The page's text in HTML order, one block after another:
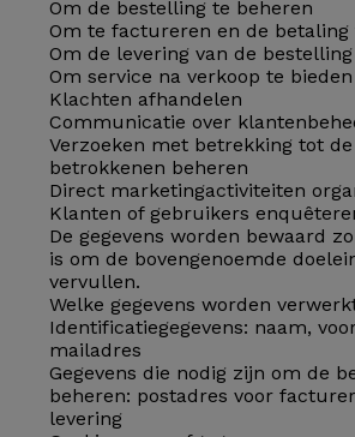
Om de bestelling te beheren
Om te factureren en de betaling
Om de levering van de
Om service na verkoop te bieden
Klachten afhandelen
Communicatie over
Verzoeken met betrekking tot
betrokkenen beheren
Direct marketingactiviteiten
Klanten of gebruikers
De gegevens worden bewaard
is om de bovengenoemde
vervullen.
Welke gegevens worden
Identificatiegegevens: naam,
mailadres
Gegevens die nodig zijn om de
beheren: postadres voor
levering